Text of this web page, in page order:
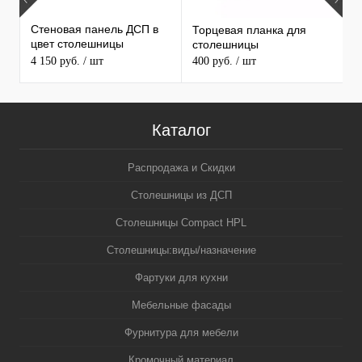
Стеновая панель ДСП в
цвет столешницы
MAERSS
4 150 руб. / шт
Торцевая планка для
столешницы
400 руб. / шт
Каталог
Распродажа и Скидки
Столешницы из ДСП
Столешницы Compact HPL
Столешницы:виды/назначение
Фартуки для кухни
Мебельные фасады
Фурнитура для мебели